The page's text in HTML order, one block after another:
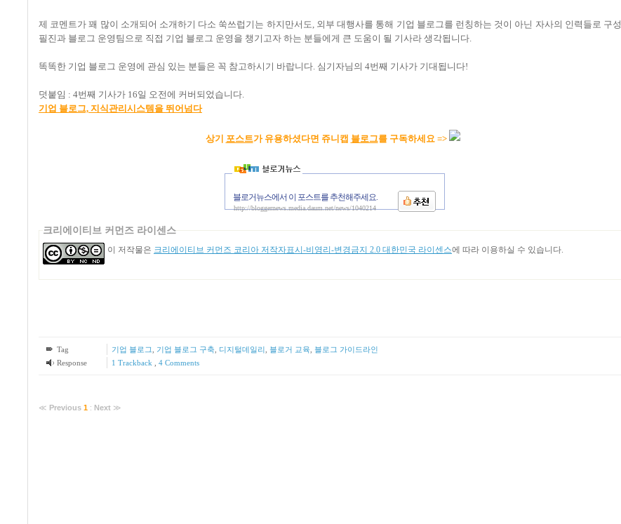
제 코멘트가 꽤 많이 소개되어 소개하기 다소 쑥쓰럽기는 하지만서도, 외부 대행사를 통해 기업 블로그를 런칭하는 것이 아닌 자사의 인력들로 구
필진과 블로그 운영팀으로 직접 기업 블로그 운영을 챙기고자 하는 분들에게 큰 도움이 될 기사라 생각됩니다.
똑똑한 기업 블로그 운영에 관심 있는 분들은 꼭 참고하시기 바랍니다. 심기자님의 4번째 기사가 기대됩니다!
덧붙임 : 4번째 기사가 16일 오전에 커버되었습니다.
기업 블로그, 지식관리시스템을 뛰어넘다
상기 포스트가 유용하셨다면 쥬니캡 블로그를 구독하세요 =>
블로거뉴스에서 이 포스트를 추천해주세요.
http://bloggernews.media.daum.net/news/1040214
크리에이티브 커먼즈 라이센스
이 저작물은 크리에이티브 커먼즈 코리아 저작자표시-비영리-변경금지 2.0 대한민국 라이센스에 따라 이용하실 수 있습니다.
Tag 기업 블로그 기업 블로그 구축 디지털데일리 블로거 교육 블로그 가이드라인
Response
1 Trackback 4Comments
≪ Previous 1 : Next ≫